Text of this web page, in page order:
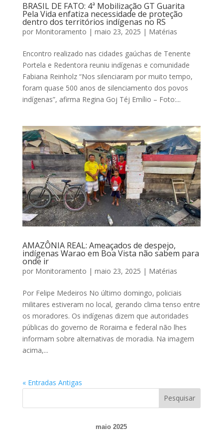
BRASIL DE FATO: 4ª Mobilização GT Guarita
Pela Vida enfatiza necessidade de proteção
dentro dos territórios indígenas no RS
por Monitoramento | maio 23, 2025 | Matérias
Encontro realizado nas cidades gaúchas de Tenente
Portela e Redentora reuniu indígenas e comunidade
Fabiana Reinholz “Nos silenciaram por muito tempo,
foram quase 500 anos de silenciamento dos povos
indígenas”, afirma Regina Goj Téj Emílio – Foto:...
AMAZÔNIA REAL: Ameaçados de despejo,
indígenas Warao em Boa Vista não sabem para
onde ir
por Monitoramento | maio 23, 2025 | Matérias
Por Felipe Medeiros No último domingo, policiais
militares estiveram no local, gerando clima tenso entre
os moradores. Os indígenas dizem que autoridades
públicas do governo de Roraima e federal não lhes
informam sobre alternativas de moradia. Na imagem
acima,...
« Entradas Antigas
maio 2025